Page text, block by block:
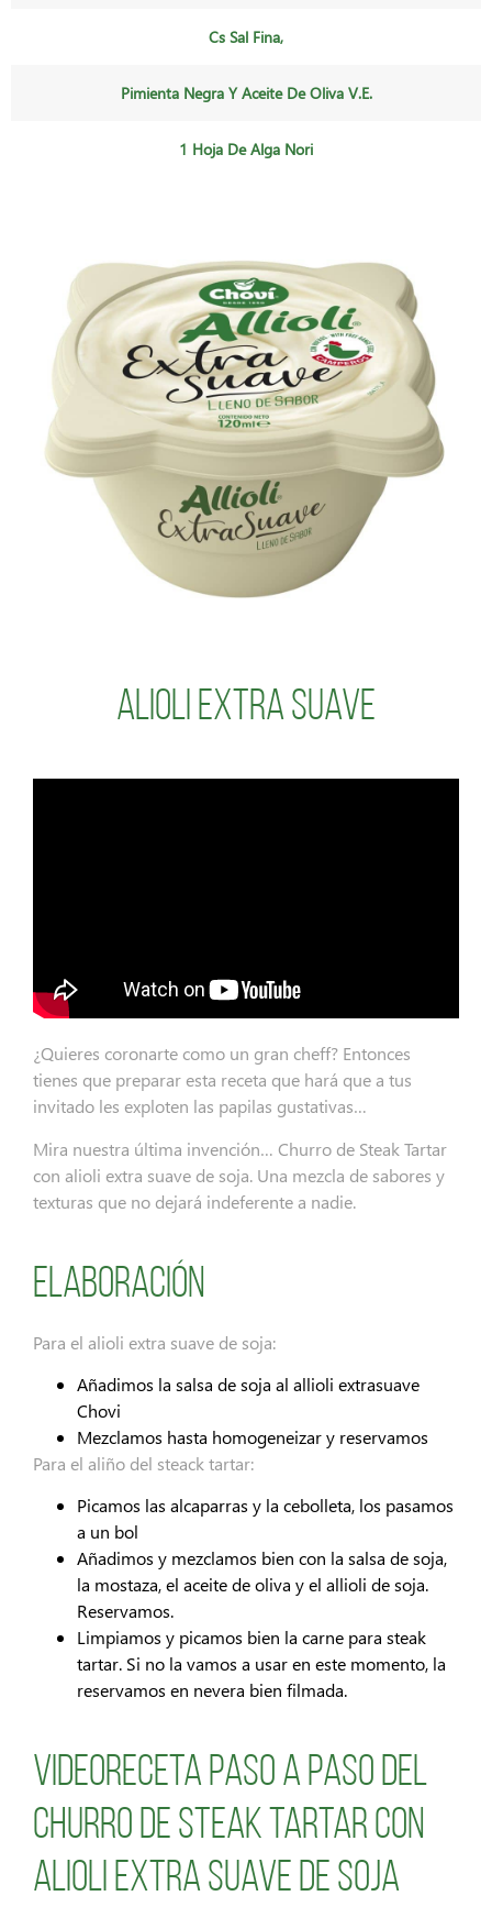
Cs Sal Fina,
Pimienta Negra Y Aceite De Oliva V.e.
1 Hoja De Alga Nori
Alioli Extra Suave
¿Quieres coronarte como un gran cheff? Entonces
tienes que preparar esta receta que hará que a tus
invitado les exploten las papilas gustativas…
Mira nuestra última invención… Churro de Steak Tartar
con alioli extra suave de soja. Una mezcla de sabores y
texturas que no dejará indeferente a nadie.
Elaboración
Para el alioli extra suave de soja:
Añadimos la salsa de soja al allioli extrasuave
Chovi
Mezclamos hasta homogeneizar y reservamos
Para el aliño del steack tartar:
Picamos las alcaparras y la cebolleta, los pasamos
a un bol
Añadimos y mezclamos bien con la salsa de soja,
la mostaza, el aceite de oliva y el allioli de soja.
Reservamos.
Limpiamos y picamos bien la carne para steak
tartar. Si no la vamos a usar en este momento, la
reservamos en nevera bien filmada.
Videoreceta paso a paso del
Churro de Steak Tartar con
alioli extra suave de soja